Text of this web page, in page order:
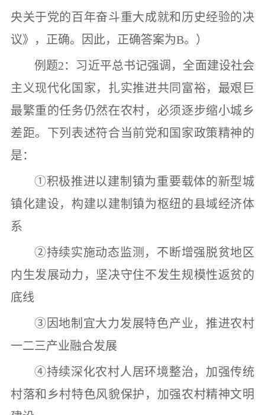
央关于党的百年奋斗重大成就和历史经验的决
议》，正确。因此，正确答案为B。）
例题2：习近平总书记强调，全面建设社会
主义现代化国家，扎实推进共同富裕，最艰巨
最繁重的任务仍然在农村，必须逐步缩小城乡
差距。下列表述符合当前党和国家政策精神的
是：
①积极推进以建制镇为重要载体的新型城
镇化建设，构建以建制镇为枢纽的县域经济体
系
②持续实施动态监测，不断增强脱贫地区
内生发展动力，坚决守住不发生规模性返贫的
底线
③ 因地制宜大力发展特色产业，推进农村
一二三产业融合发展
④持续深化农村人居环境整治，加强传统
村落和乡村特色风貌保护，加强农村精神文明